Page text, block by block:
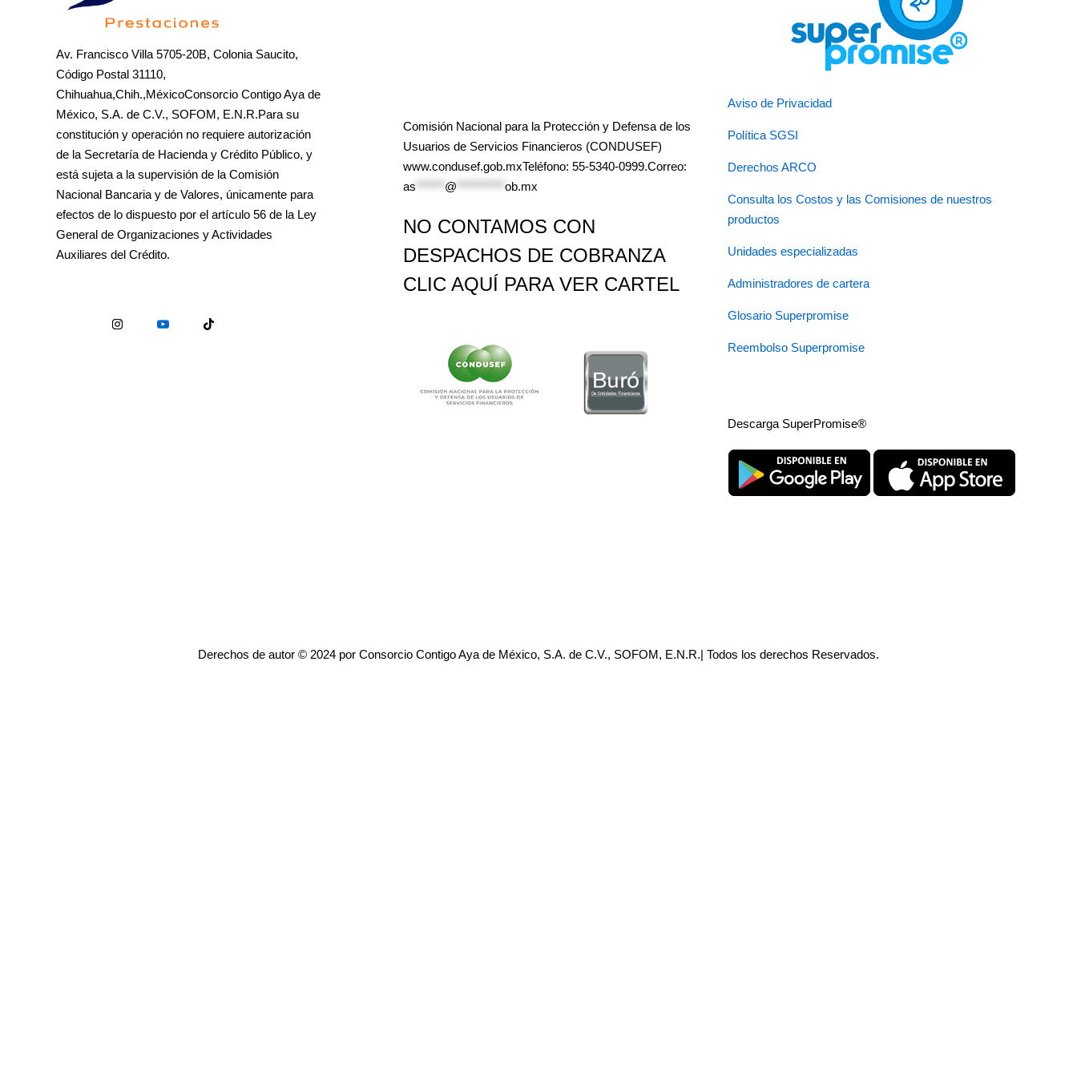
Av. Francisco Villa 5705-20B, Colonia Saucito,
Código Postal 31110,
Chihuahua,Chih.,MéxicoConsorcio Contigo Aya de
México, S.A. de C.V., SOFOM, E.N.R.Para su
constitución y operación no requiere autorización
de la Secretaría de Hacienda y Crédito Público, y
está sujeta a la supervisión de la Comisión
Nacional Bancaria y de Valores, únicamente para
efectos de lo dispuesto por el artículo 56 de la Ley
General de Organizaciones y Actividades
Auxiliares del Crédito.
Comisión Nacional para la Protección y Defensa de los
Usuarios de Servicios Financieros (CONDUSEF)
www.condusef.gob.mxTeléfono: 55-5340-0999.Correo:
as
@ ob.mx
NO CONTAMOS CON
DESPACHOS DE COBRANZA
CLIC AQUÍ PARA VER CARTEL
Aviso de Privacidad
Política SGSI
Derechos ARCO
Consulta los Costos y las Comisiones de nuestros
productos
Unidades especializadas
Administradores de cartera
Glosario Superpromise
Reembolso Superpromise
Descarga SuperPromise®
Derechos de autor © 2024 por Consorcio Contigo Aya de México, S.A. de C.V., SOFOM, E.N.R.| Todos los derechos Reservados.